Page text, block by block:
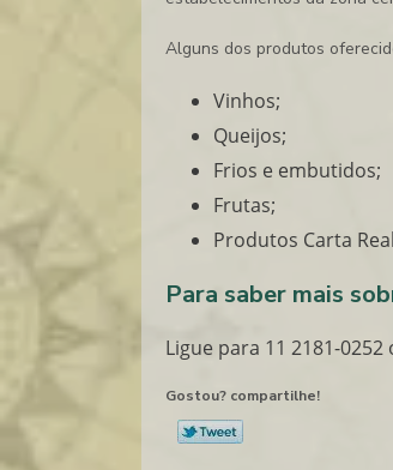
Alguns dos produtos
Vinhos;
Queijos;
Frios e embutidos;
Frutas;
Produtos Carta
Para saber mais
Ligue para 11 2181-0252
Gostou? compartilhe!